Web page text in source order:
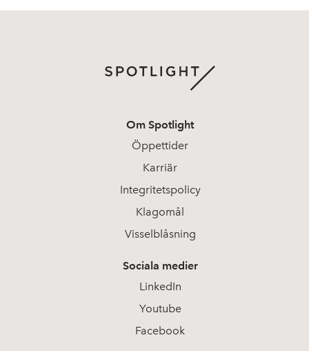
Om Spotlight
Öppettider
Karriär
Integritetspolicy
Klagomål
Visselblåsning
Sociala medier
LinkedIn
Youtube
Facebook